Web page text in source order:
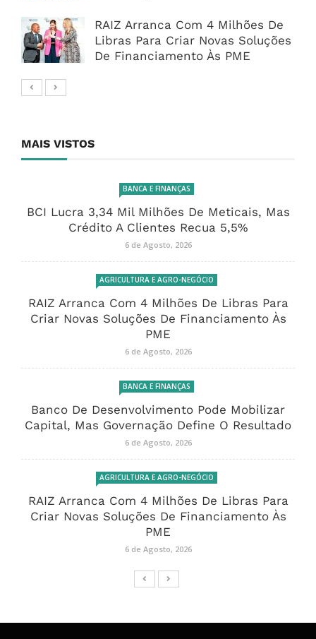
RAIZ Arranca Com 4 Milhões De
Libras Para Criar Novas Soluções
De Financiamento Às PME
MAIS VISTOS
BANCA E FINANÇAS
BCI Lucra 3,34 Mil Milhões De Meticais, Mas
Crédito A Clientes Recua 5,5%
6 de Agosto, 2026
AGRICULTURA E AGRO-NEGÓCIO
RAIZ Arranca Com 4 Milhões De Libras Para
Criar Novas Soluções De Financiamento Às
PME
6 de Agosto, 2026
BANCA E FINANÇAS
Banco De Desenvolvimento Pode Mobilizar
Capital, Mas Governação Define O Resultado
6 de Agosto, 2026
AGRICULTURA E AGRO-NEGÓCIO
RAIZ Arranca Com 4 Milhões De Libras Para
Criar Novas Soluções De Financiamento Às
PME
6 de Agosto, 2026